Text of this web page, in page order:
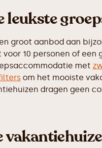
leukste
groot aanbod aan
10 personen of een
met
om het mooiste
dragen geen